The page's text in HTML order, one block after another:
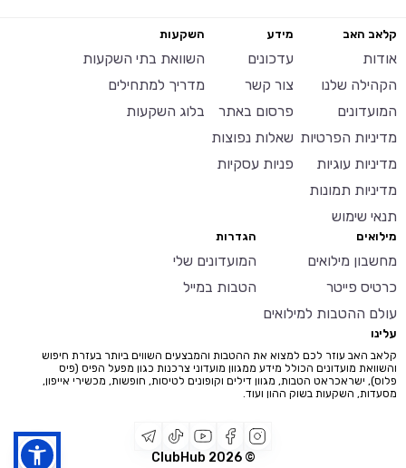
© ClubHub
2026
קלאב האב
אודות
הקהילה שלנו
המועדונים
מדיניות הפרטיות
מדיניות עוגיות
מדיניות תמונות
תנאי שימוש
מידע
עדכונים
צור קשר
פרסום באתר
שאלות נפוצות
פניות עסקיות
השקעות
השוואת בתי השקעות
מדריך למתחילים
בלוג השקעות
מילואים
מחשבון מילואים
כרטיס פייטר
עולם ההטבות למילואים
הגדרות
המועדונים שלי
הטבות במייל
עלינו
קלאב האב עוזר לכם למצוא את ההטבות והמבצעים השווים ביותר בעזרת חיפוש
והשוואת מועדונים הכולל מידע ממגוון מועדוני צרכנות כגון מפעל הפיס (פיס
פלוס), ישראכראט הטבות, מגוון דילים וקופונים לטיסות, חופשות, מכשירי אייפון,
מסעדות, השקעות בשוק ההון ועוד.